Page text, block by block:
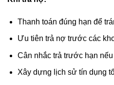
Thanh toán đúng hạn để
Ưu tiên trả nợ trước các
Cân nhắc trả trước hạn
Xây dựng lịch sử tín dụng